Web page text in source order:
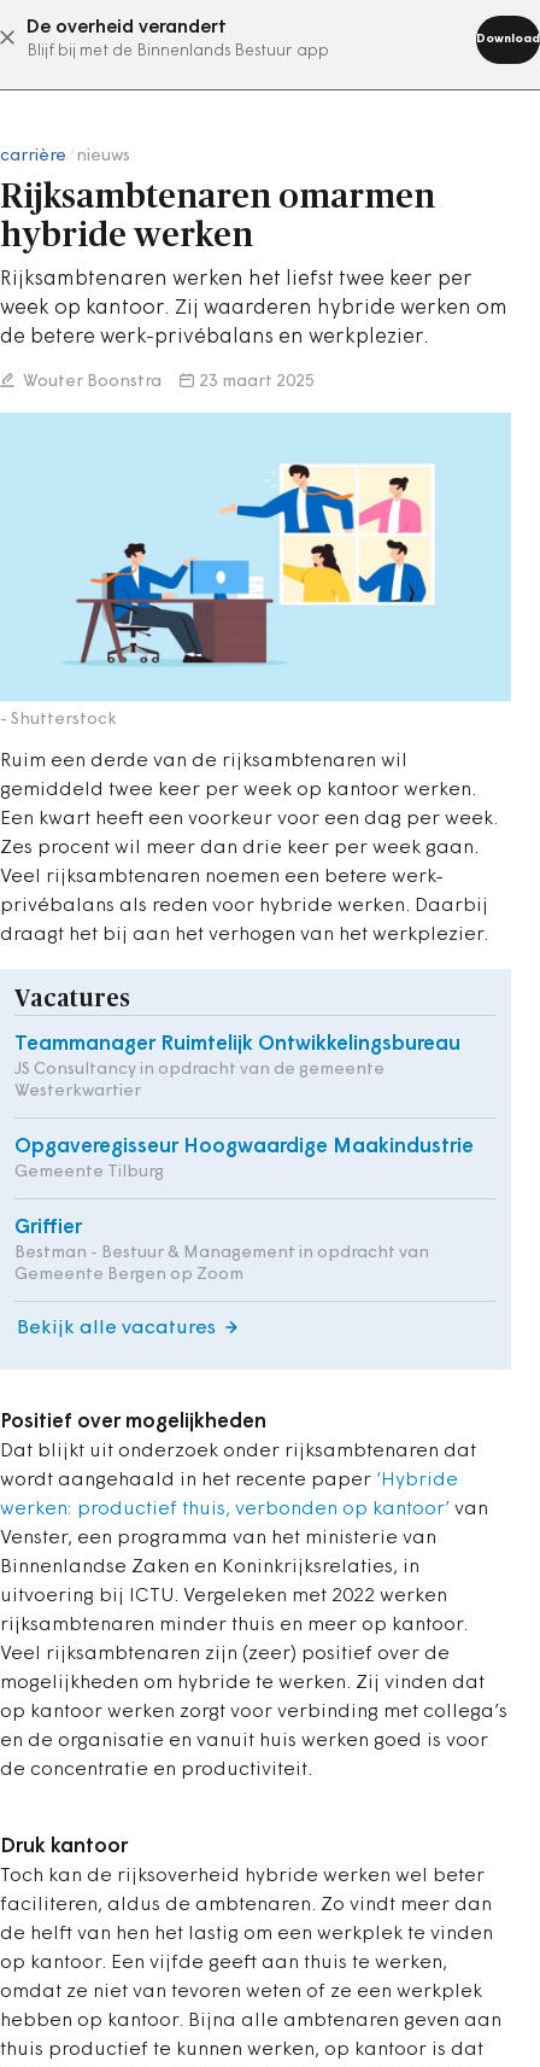
De overheid verandert
Blijf bij met de Binnenlands Bestuur app
Download
abonneer nu
carrière nieuws
Rijksambtenaren omarmen
hybride werken
Rijksambtenaren werken het liefst twee keer per
week op kantoor. Zij waarderen hybride werken om
de betere werk-privébalans en werkplezier.
Wouter Boonstra 23 maart 2025
- Shutterstock
Ruim een derde van de rijksambtenaren wil
gemiddeld twee keer per week op kantoor werken.
Een kwart heeft een voorkeur voor een dag per week.
Zes procent wil meer dan drie keer per week gaan.
Veel rijksambtenaren noemen een betere werk-
privébalans als reden voor hybride werken. Daarbij
draagt het bij aan het verhogen van het werkplezier.
Vacatures
Teammanager Ruimtelijk Ontwikkelingsbureau
JS Consultancy in opdracht van de gemeente
Westerkwartier
Opgaveregisseur Hoogwaardige Maakindustrie
Gemeente Tilburg
Griffier
Bestman - Bestuur & Management in opdracht van
Gemeente Bergen op Zoom
Bekijk alle vacatures
Positief over mogelijkheden
Dat blijkt uit onderzoek onder rijksambtenaren dat
wordt aangehaald in het recente paper ‘Hybride
werken: productief thuis, verbonden op kantoor’ van
Venster, een programma van het ministerie van
Binnenlandse Zaken en Koninkrijksrelaties, in
uitvoering bij ICTU. Vergeleken met 2022 werken
rijksambtenaren minder thuis en meer op kantoor.
Veel rijksambtenaren zijn (zeer) positief over de
mogelijkheden om hybride te werken. Zij vinden dat
op kantoor werken zorgt voor verbinding met collega’s
en de organisatie en vanuit huis werken goed is voor
de concentratie en productiviteit.
Druk kantoor
Toch kan de rijksoverheid hybride werken wel beter
faciliteren, aldus de ambtenaren. Zo vindt meer dan
de helft van hen het lastig om een werkplek te vinden
op kantoor. Een vijfde geeft aan thuis te werken,
omdat ze niet van tevoren weten of ze een werkplek
hebben op kantoor. Bijna alle ambtenaren geven aan
thuis productief te kunnen werken, op kantoor is dat